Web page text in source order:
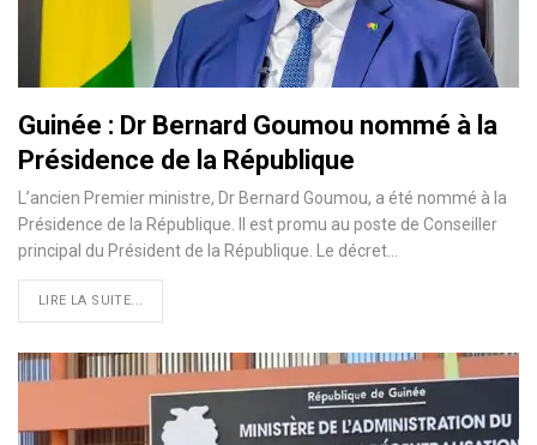
Guinée : Dr Bernard Goumou nommé à la
Présidence de la République
L’ancien Premier ministre, Dr Bernard Goumou, a été nommé à la
Présidence de la République. Il est promu au poste de Conseiller
principal du Président de la République. Le décret…
LIRE LA SUITE...